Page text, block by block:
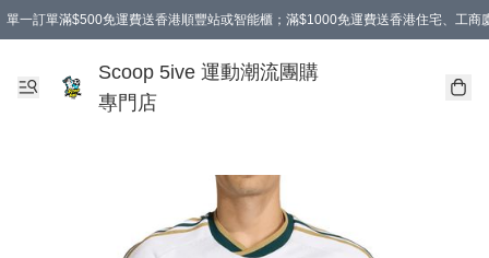
單一訂單滿$500免運費送香港順豐站或智能櫃；滿$1000免運費送香港住宅、工商
Scoop 5ive 運動潮流團購
專門店